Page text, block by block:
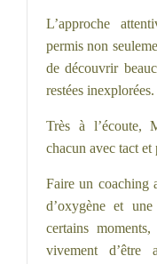
L’approche
permis non
de découvrir
restées inexplorées.
Très à l’écoute,
chacun avec tact et
Faire un coaching
d’oxygène et
certains
vivement d’être